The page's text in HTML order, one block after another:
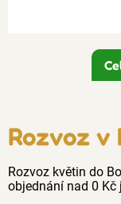
Rozvoz v
Rozvoz květin do
objednání nad 0 Kč